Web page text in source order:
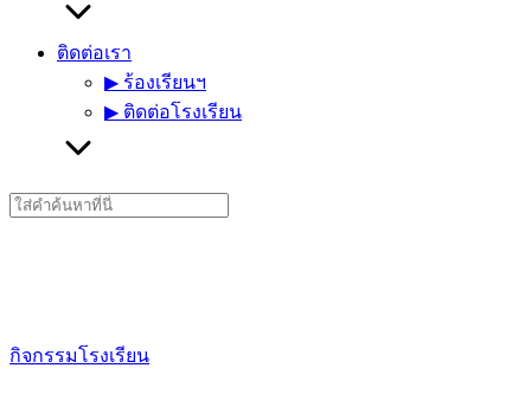
ติดต่อเรา
▶︎ ร้องเรียนฯ
▶︎ ติดต่อโรงเรียน
Search
for:
กิจกรรมโรงเรียน